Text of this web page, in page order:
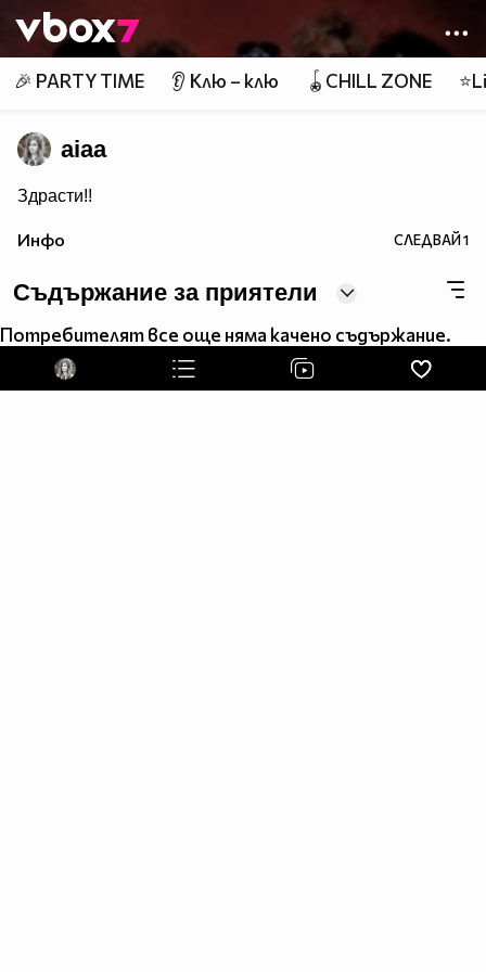
👾
🎉 PARTY TIME 👂 Клю – клю 🪀CHILL ZONE
aiaa
Здрасти!!
Инфо СЛЕДВАЙ1
Съдържание за приятели
Потребителят все още няма качено съдържание.